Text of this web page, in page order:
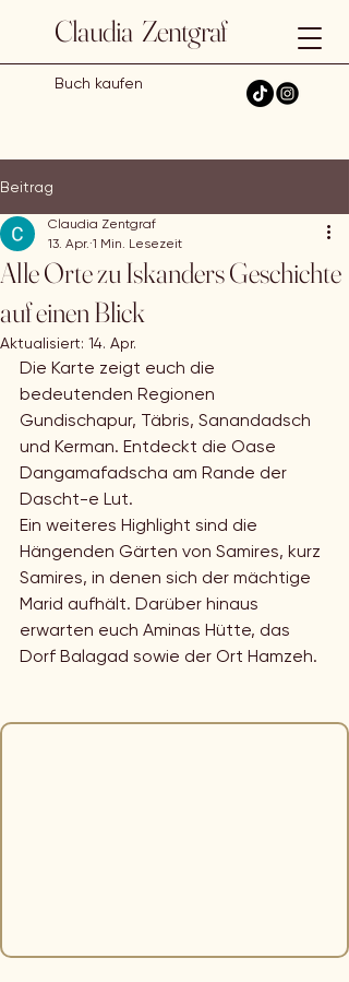
Claudia Zentgraf
Buch kaufen
Beitrag
Alle Orte zu Iskanders Geschichte
auf einen Blick
Claudia Zentgraf
13. Apr. 1 Min. Lesezeit
Aktualisiert: 14. Apr.
Die Karte zeigt euch die
bedeutenden Regionen
Gundischapur, Täbris, Sanandadsch
und Kerman. Entdeckt die Oase
Dangamafadscha am Rande der
Dascht-e Lut.
Ein weiteres Highlight sind die
Hängenden Gärten von Samires, kurz
Samires, in denen sich der mächtige
Marid aufhält. Darüber hinaus
erwarten euch Aminas Hütte, das
Dorf Balagad sowie der Ort Hamzeh.